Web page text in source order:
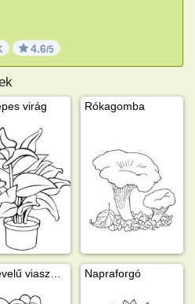
4.6/5
virág Rókagomba
Napraforgó